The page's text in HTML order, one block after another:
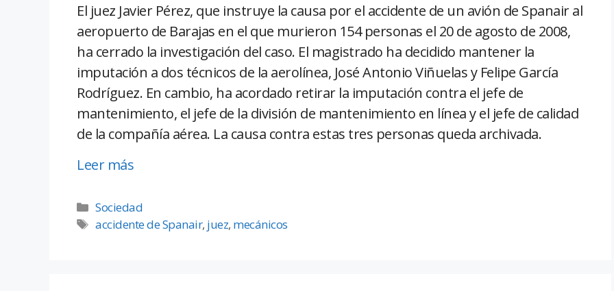
El juez Javier Pérez, que instruye la causa por el accidente de un avión de Spanair al
aeropuerto de Barajas en el que murieron 154 personas el 20 de agosto de 2008,
ha cerrado la investigación del caso. El magistrado ha decidido mantener la
imputación a dos técnicos de la aerolínea, José Antonio Viñuelas y Felipe García
Rodríguez. En cambio, ha acordado retirar la imputación contra el jefe de
mantenimiento, el jefe de la división de mantenimiento en línea y el jefe de calidad
de la compañía aérea. La causa contra estas tres personas queda archivada.
Leer más
Sociedad
accidente de Spanair, juez, mecánicos